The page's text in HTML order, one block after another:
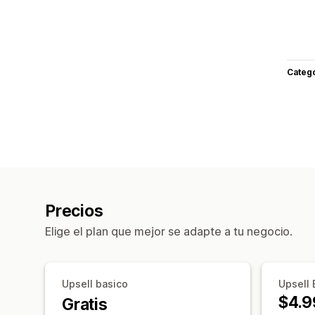
Precios
Elige el plan que mejor se adapte a tu negocio.
Upsell basico
Gratis
Upsell